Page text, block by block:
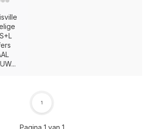
besteld, is vandaag verzonden (ma-vr)
Pagina 1 van 1
1